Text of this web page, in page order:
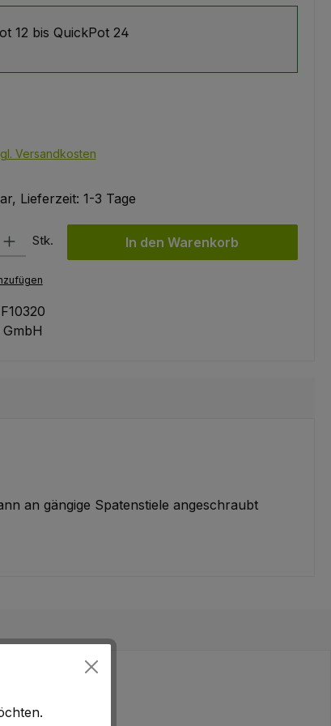
12 bis QuickPot 24
Versandkosten
Lieferzeit: 1-3 Tage
den gewünschten Wert ein oder benutze die Schaltflächen
Stk. In den Warenkorb
F10320
an gängige Spatenstiele angeschraubt